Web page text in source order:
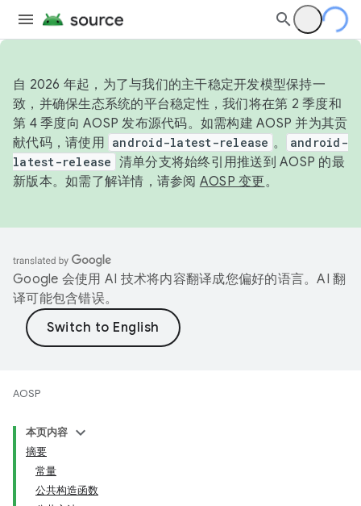
自 2026 年起，为了与我们的主干稳定开发模型保持一
致，并确保生态系统的平台稳定性，我们将在第 2 季度和
第 4 季度向 AOSP 发布源代码。如需构建 AOSP 并为其贡
献代码，请使用 android-latest-release 。
android-
latest-release 清单分支将始终引用推送到 AOSP 的最
新版本。如需了解详情，请参阅 AOSP 变更。
Google 会使用 AI 技术将内容翻译成您偏好的语言。AI 翻
译可能包含错误。
AOSP
本页内容
摘要
常量
公共构造函数